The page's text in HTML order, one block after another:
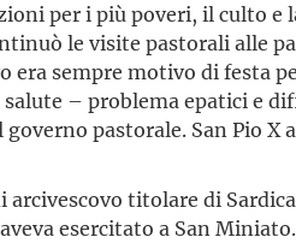
per i più poveri, il culto e
le visite pastorali alle
era sempre motivo di festa
– problema epatici e
pastorale. San Pio X
arcivescovo titolare di
esercitato a San